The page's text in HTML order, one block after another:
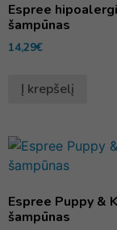
Espree
šampūnas
14,29€
Į krepšelį
Espree Puppy &
šampūnas